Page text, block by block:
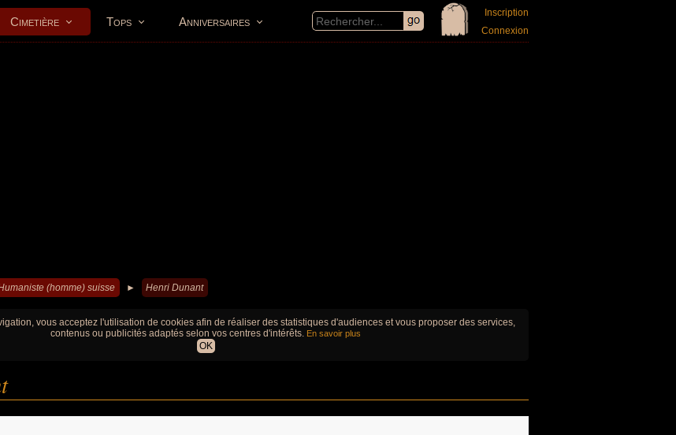
Cimetière Tops Anniversaires
Inscription
Connexion
(homme) suisse ► Henri Dunant
vous acceptez l'utilisation de cookies afin de réaliser des statistiques d'audiences et vous proposer des services,
contenus ou publicités adaptés selon vos centres d'intérêts. En savoir plus
OK